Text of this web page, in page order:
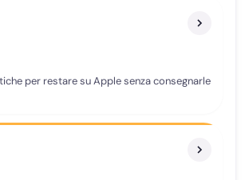
per restare su Apple senza consegnarle